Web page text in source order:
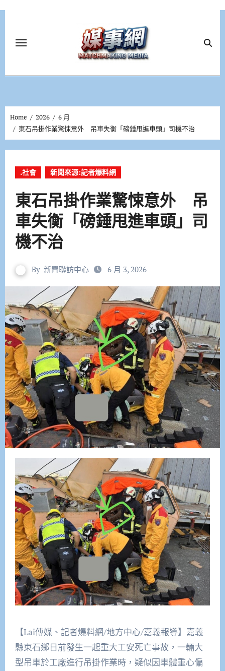
Home 2026
6 月
東石吊掛作業驚悚意外 吊車失衡「磅錘甩進車頭」司機不治
.社會 新聞來源:記者爆料網
東石吊掛作業驚悚意外 吊
車失衡「磅錘甩進車頭」司
機不治
By 新聞聯訪中心 6 月 3, 2026
【Lai傳媒、記者爆料網/地方中心/嘉義報導】嘉義
縣東石鄉日前發生一起重大工安死亡事故，一輛大
型吊車於工廠進行吊掛作業時，疑似因車體重心偏